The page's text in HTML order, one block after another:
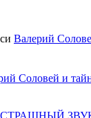
Валерий
Соловей и
СТРАШНЫЙ ЗВУК!